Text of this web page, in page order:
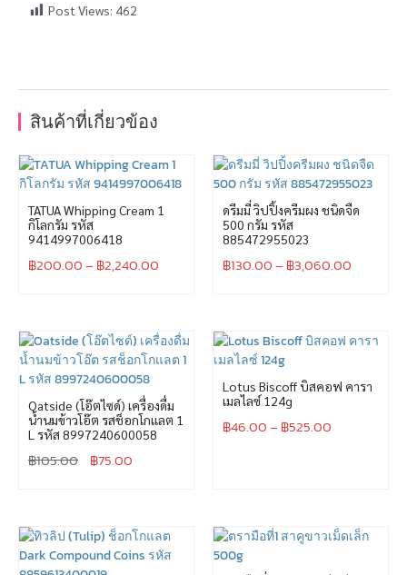
Post Views: 462
สินค้าที่เกี่ยวข้อง
TATUA Whipping Cream 1
กิโลกรัม รหัส
9414997006418
฿200.00– ฿2,240.00
ดรีมมี่ วิปปิ้งครีมผง ชนิดจืด
500 กรัม รหัส
885472955023
฿130.00– ฿3,060.00
Oatside (โอ๊ตไซด์) เครื่องดื่ม
น้ำนมข้าวโอ๊ต รสช็อกโกแลต 1
L รหัส 8997240600058
฿105.00 ฿75.00
Lotus Biscoff บิสคอฟ คารา
เมลไลซ์ 124g
฿46.00– ฿525.00